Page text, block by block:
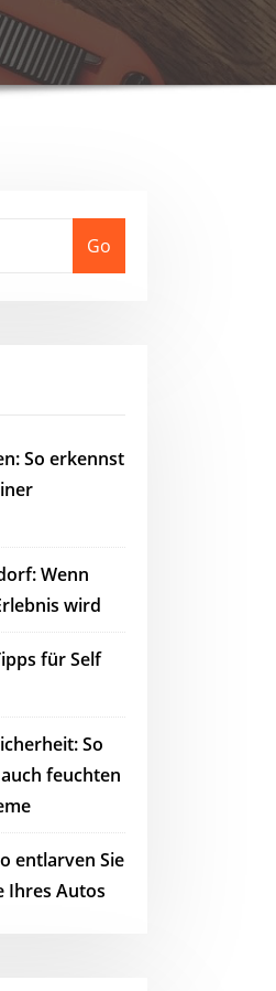
Go
So erkennst
Wenn
wird
für Self
So
feuchten
entlarven Sie
Ihres Autos